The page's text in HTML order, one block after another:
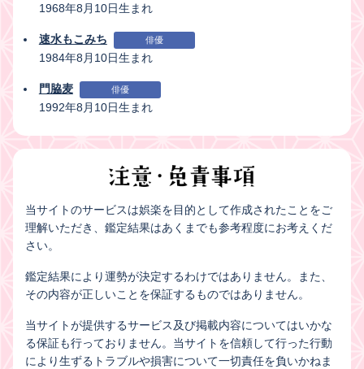
1968年8月10日生まれ
速水もこみち 俳優
1984年8月10日生まれ
門脇麦 俳優
1992年8月10日生まれ
当サイトのサービスは娯楽を目的として作成されたことをご
理解いただき、鑑定結果はあくまでも参考程度にお考えくだ
さい。
鑑定結果により運勢が決定するわけではありません。また、
その内容が正しいことを保証するものではありません。
当サイトが提供するサービス及び掲載内容についてはいかな
る保証も行っておりません。当サイトを信頼して行った行動
により生ずるトラブルや損害について一切責任を負いかねま